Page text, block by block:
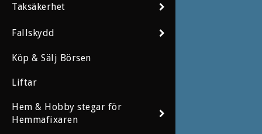
Taksäkerhet
Fallskydd
Köp & Sälj Börsen
Liftar
Hem & Hobby stegar för
Hemmafixaren